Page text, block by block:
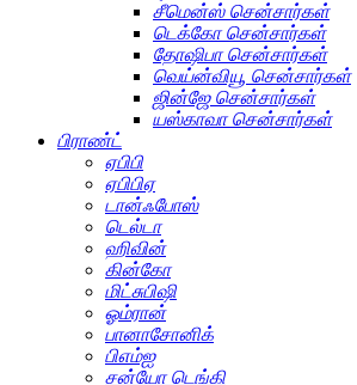
சீமென்ஸ் சென்சார்கள்
டெக்கோ சென்சார்கள்
தோஷிபா சென்சார்கள்
வெய்ன்வியூ சென்சார்கள்
ஜின்ஜே சென்சார்கள்
யஸ்காவா சென்சார்கள்
பிராண்ட்
ஏபிபி
ஏபிபிஏ
டான்ஃபோஸ்
டெல்டா
ஹிவின்
கின்கோ
மிட்சுபிஷி
ஓம்ரான்
பானாசோனிக்
பிஎம்ஐ
சன்யோ டெங்கி